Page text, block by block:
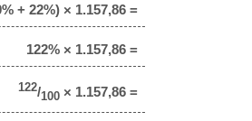
+ 22%) × 1.157,86 =
122% × 1.157,86 =
122/100 × 1.157,86 =